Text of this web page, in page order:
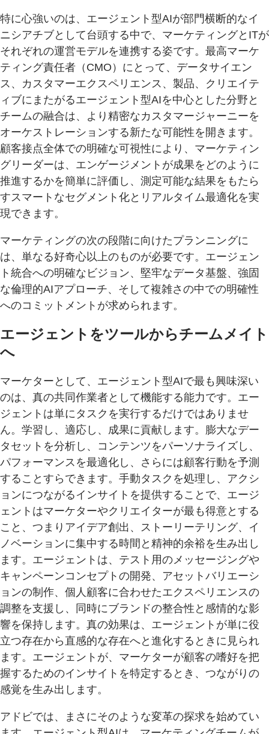
特に心強いのは、エージェント型AIが部門横断的なイ
ニシアチブとして台頭する中で、マーケティングとITが
それぞれの運営モデルを連携する姿です。最高マーケ
ティング責任者（CMO）にとって、データサイエン
ス、カスタマーエクスペリエンス、製品、クリエイテ
ィブにまたがるエージェント型AIを中心とした分野と
チームの融合は、より精密なカスタマージャーニーを
オーケストレーションする新たな可能性を開きます。
顧客接点全体での明確な可視性により、マーケティン
グリーダーは、エンゲージメントが成果をどのように
推進するかを簡単に評価し、測定可能な結果をもたら
すスマートなセグメント化とリアルタイム最適化を実
現できます。
マーケティングの次の段階に向けたプランニングに
は、単なる好奇心以上のものが必要です。エージェン
ト統合への明確なビジョン、堅牢なデータ基盤、強固
な倫理的AIアプローチ、そして複雑さの中での明確性
へのコミットメントが求められます。
エージェントをツールからチームメイト
へ
マーケターとして、エージェント型AIで最も興味深い
のは、真の共同作業者として機能する能力です。エー
ジェントは単にタスクを実行するだけではありませ
ん。学習し、適応し、成果に貢献します。膨大なデー
タセットを分析し、コンテンツをパーソナライズし、
パフォーマンスを最適化し、さらには顧客行動を予測
することすらできます。手動タスクを処理し、アクシ
ョンにつながるインサイトを提供することで、エージ
ェントはマーケターやクリエイターが最も得意とする
こと、つまりアイデア創出、ストーリーテリング、イ
ノベーションに集中する時間と精神的余裕を生み出し
ます。エージェントは、テスト用のメッセージングや
キャンペーンコンセプトの開発、アセットバリエーシ
ョンの制作、個人顧客に合わせたエクスペリエンスの
調整を支援し、同時にブランドの整合性と感情的な影
響を保持します。真の効果は、エージェントが単に役
立つ存在から直感的な存在へと進化するときに見られ
ます。エージェントが、マーケターが顧客の嗜好を把
握するためのインサイトを特定するとき、つながりの
感覚を生み出します。
アドビでは、まさにそのような変革の探求を始めてい